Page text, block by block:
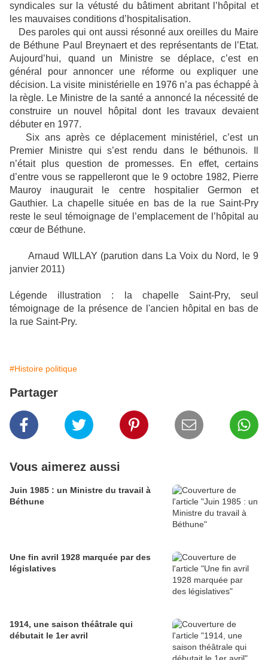
syndicales sur la vétusté du bâtiment abritant l’hôpital et
les mauvaises conditions d’hospitalisation.
Des paroles qui ont aussi résonné aux oreilles du Maire
de Béthune Paul Breynaert et des représentants de l’Etat.
Aujourd’hui, quand un Ministre se déplace, c’est en
général pour annoncer une réforme ou expliquer une
décision. La visite ministérielle en 1976 n’a pas échappé à
la règle. Le Ministre de la santé a annoncé la nécessité de
construire un nouvel hôpital dont les travaux devaient
débuter en 1977.
Six ans après ce déplacement ministériel, c’est un
Premier Ministre qui s’est rendu dans le béthunois. Il
n’était plus question de promesses. En effet, certains
d’entre vous se rappelleront que le 9 octobre 1982, Pierre
Mauroy inaugurait le centre hospitalier Germon et
Gauthier. La chapelle située en bas de la rue Saint-Pry
reste le seul témoignage de l’emplacement de l’hôpital au
cœur de Béthune.
Arnaud WILLAY (parution dans La Voix du Nord, le 9
janvier 2011)
Légende illustration : la chapelle Saint-Pry, seul
témoignage de la présence de l'ancien hôpital en bas de
la rue Saint-Pry.
#Histoire politique
Partager
Vous aimerez aussi
Juin 1985 : un Ministre du travail à
Béthune
Une fin avril 1928 marquée par des
législatives
1914, une saison théâtrale qui
débutait le 1er avril